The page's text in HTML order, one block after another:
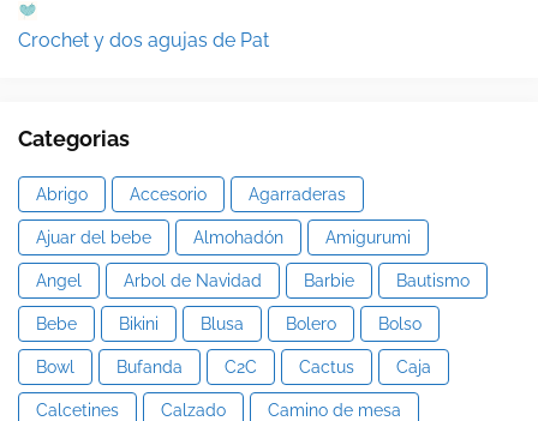
Crochet y dos agujas de Pat
Categorias
Abrigo Accesorio Agarraderas
Ajuar del bebe Almohadón Amigurumi
Angel Arbol de Navidad Barbie Bautismo
Bebe Bikini Blusa Bolero Bolso
Bowl Bufanda C2C Cactus Caja
Calcetines Calzado Camino de mesa